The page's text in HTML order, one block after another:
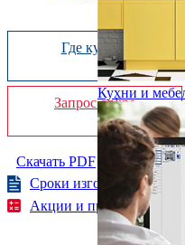
Кухни и
Где купить
Запрос online
Скачать PDF
Сроки изготовления
Акции и предложения